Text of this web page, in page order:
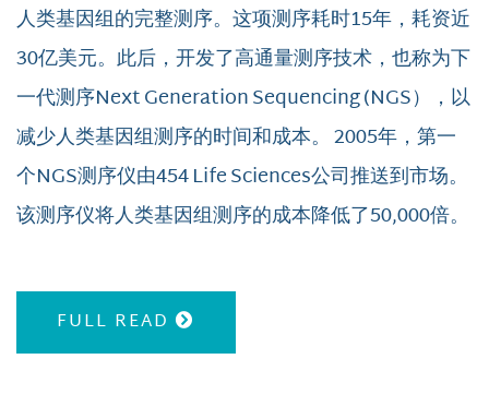
人类基因组的完整测序。这项测序耗时15年，耗资近
30亿美元。此后，开发了高通量测序技术，也称为下
一代测序Next Generation Sequencing (NGS），以
减少人类基因组测序的时间和成本。 2005年，第一
个NGS测序仪由454 Life Sciences公司推送到市场。
该测序仪将人类基因组测序的成本降低了50,000倍。
FULL READ